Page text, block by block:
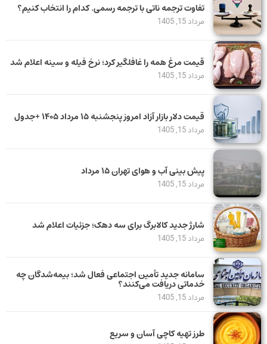
تفاوت ترجمه ناتی با ترجمه رسمی. کدام را انتخاب کنیم؟
مرداد 15, 1405
قیمت مرغ همه را غافلگیر کرد؛ نرخ فیله و سینه اعلام شد
مرداد 15, 1405
قیمت دلار بازار آزاد امروز پنجشنبه ۱۵ مرداد ۱۴۰۵ +جدول
مرداد 15, 1405
پیش بینی آب و هوای تهران ۱۵ مرداد
مرداد 15, 1405
شارژ جدید کالابرگ برای سه دهک؛ جزئیات اعلام شد
مرداد 15, 1405
سامانه جدید تأمین اجتماعی فعال شد؛ بیمه‌شدگان چه
خدماتی دریافت می‌کنند؟
مرداد 15, 1405
طرز تهیه کاچی آسان و سریع